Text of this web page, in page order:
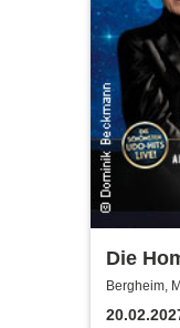
Die
Alex
Bergheim,